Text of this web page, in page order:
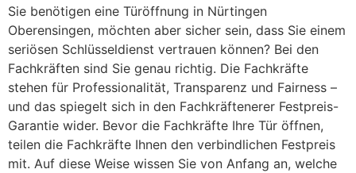
Sie benötigen eine Türöffnung in Nürtingen
Oberensingen, möchten aber sicher sein, dass Sie einem
seriösen Schlüsseldienst vertrauen können? Bei den
Fachkräften sind Sie genau richtig. Die Fachkräfte
stehen für Professionalität, Transparenz und Fairness –
und das spiegelt sich in den Fachkräftenerer Festpreis-
Garantie wider. Bevor die Fachkräfte Ihre Tür öffnen,
teilen die Fachkräfte Ihnen den verbindlichen Festpreis
mit. Auf diese Weise wissen Sie von Anfang an, welche